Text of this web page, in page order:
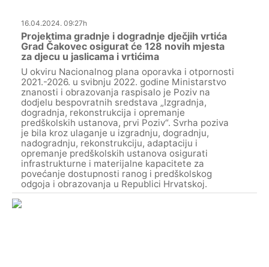
16.04.2024. 09:27h
Projektima gradnje i dogradnje dječjih vrtića
Grad Čakovec osigurat će 128 novih mjesta
za djecu u jaslicama i vrtićima
U okviru Nacionalnog plana oporavka i otpornosti
2021.-2026. u svibnju 2022. godine Ministarstvo
znanosti i obrazovanja raspisalo je Poziv na
dodjelu bespovratnih sredstava „Izgradnja,
dogradnja, rekonstrukcija i opremanje
predškolskih ustanova, prvi Poziv“. Svrha poziva
je bila kroz ulaganje u izgradnju, dogradnju,
nadogradnju, rekonstrukciju, adaptaciju i
opremanje predškolskih ustanova osigurati
infrastrukturne i materijalne kapacitete za
povećanje dostupnosti ranog i predškolskog
odgoja i obrazovanja u Republici Hrvatskoj.